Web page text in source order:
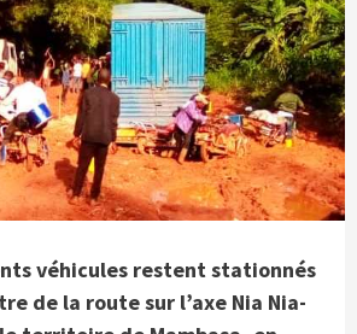
véhicules restent stationnés
de la route sur l’axe Nia Nia-